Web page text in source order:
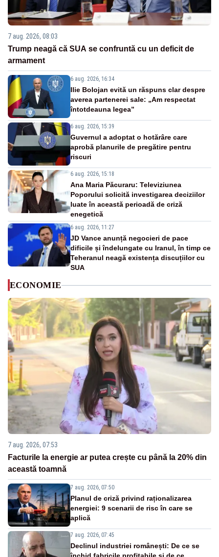
7 aug. 2026, 08:03
Trump neagă că SUA se confruntă cu un deficit de
armament
6 aug. 2026, 16:34
Ilie Bolojan evită un răspuns clar despre
averea partenerei sale: „Am respectat
întotdeauna legea”
6 aug. 2026, 15:39
Guvernul a adoptat o hotărâre care
aprobă planurile de pregătire pentru
riscuri
6 aug. 2026, 15:18
Ana Maria Păcuraru: Televiziunea
Poporului solicită investigarea deciziilor
luate în această perioadă de criză
enegetică
6 aug. 2026, 11:27
JD Vance anunță negocieri de pace
dificile și îndelungate cu Iranul, în timp ce
Teheranul neagă existența discuțiilor cu
SUA
ECONOMIE
7 aug. 2026, 07:53
Facturile la energie ar putea crește cu până la 20% din
această toamnă
7 aug. 2026, 07:50
Planul de criză privind raționalizarea
energiei: 9 scenarii de risc în care se
aplică
7 aug. 2026, 07:45
Declinul industriei românești: De ce se
închid fabricile profitabile și de ce